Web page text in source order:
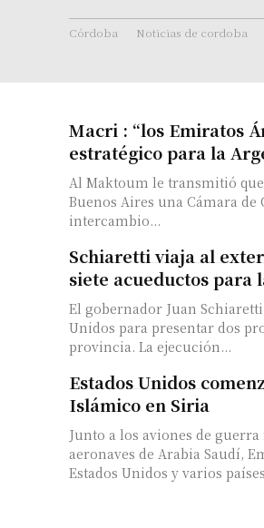
Córdoba Noticias de cordoba
Macri : “los Emiratos
estratégico para la
Al Maktoum le transmitió
Buenos Aires una Cámara
intercambio...
Schiaretti viaja al
siete acueductos para
El gobernador Juan
Unidos para presentar dos
provincia. La ejecución...
Estados Unidos
Islámico en Siria
Junto a los aviones de
aeronaves de Arabia Saudí,
Estados Unidos y varios